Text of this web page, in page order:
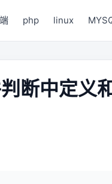
php linux
断中定义